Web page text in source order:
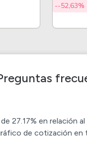
--52,63%
27.17% en relación
de cotización